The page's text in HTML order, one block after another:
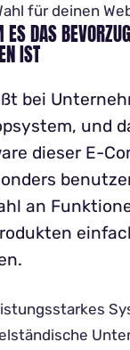
für deinen
DAS
IST
bei
und
dieser E-
an